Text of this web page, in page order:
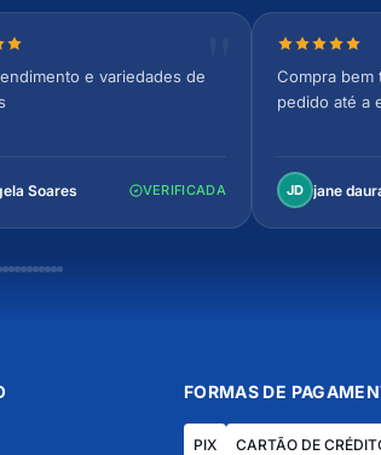
5 estrelas
e variedades de
Soares VERIFICADA
Nota 5 de
Compra bem
pedido até a
JD jane
FORMAS DE
PIX CARTÃO DE